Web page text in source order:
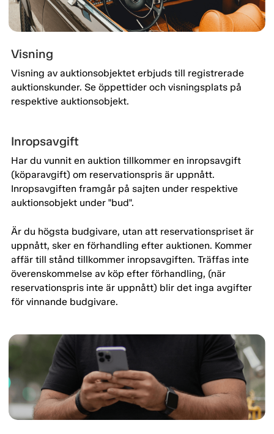
Visning
Visning av auktionsobjektet erbjuds till registrerade
auktionskunder. Se öppettider och visningsplats på
respektive auktionsobjekt.
Inropsavgift
Har du vunnit en auktion tillkommer en inropsavgift
(köparavgift) om reservationspris är uppnått.
Inropsavgiften framgår på sajten under respektive
auktionsobjekt under "bud".
Är du högsta budgivare, utan att reservationspriset är
uppnått, sker en förhandling efter auktionen. Kommer
affär till stånd tillkommer inropsavgiften. Träffas inte
överenskommelse av köp efter förhandling, (när
reservationspris inte är uppnått) blir det inga avgifter
för vinnande budgivare.